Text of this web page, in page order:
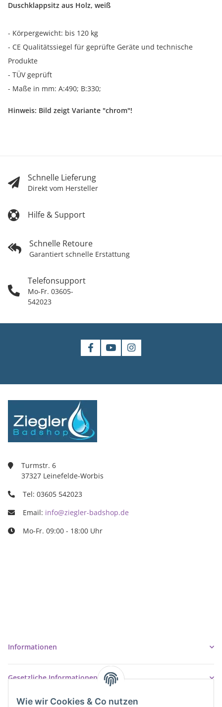
Wie wir Cookies & Co nutzen
Duschklappsitz aus Holz, weiß
- Körpergewicht: bis 120 kg
- CE Qualitätssiegel für geprüfte Geräte und technische
Produkte
- TÜV geprüft
- Maße in mm: A:490; B:330;
Hinweis: Bild zeigt Variante "chrom"!
Schnelle Lieferung
Direkt vom Hersteller
Hilfe & Support
Schnelle Retoure
Garantiert schnelle Erstattung
Telefonsupport
Mo-Fr. 03605-
542023
Turmstr. 6
37327 Leinefelde-Worbis
Tel: 03605 542023
Email: info@ziegler-badshop.de
Mo-Fr. 09:00 - 18:00 Uhr
Informationen
Gesetzliche Informationen